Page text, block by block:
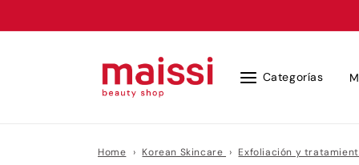
al contenido
Categorías
Home › Korean Skincare › Exfoliación y